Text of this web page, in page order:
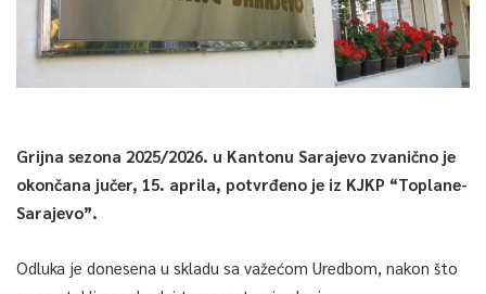
Grijna sezona 2025/2026. u Kantonu Sarajevo zvanično je
okončana jučer, 15. aprila, potvrđeno je iz KJKP “Toplane-
Sarajevo”.
Odluka je donesena u skladu sa važećom Uredbom, nakon što